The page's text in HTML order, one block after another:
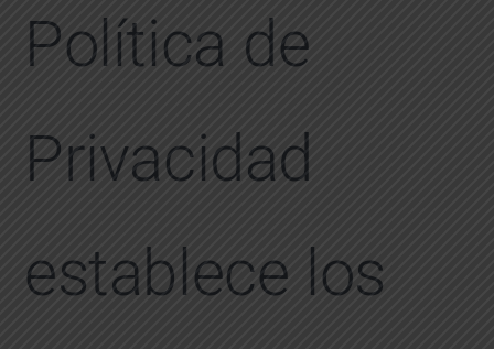
Política de
Privacidad
establece los